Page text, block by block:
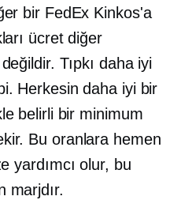
bir FedEx Kinkos'a
ücret diğer
Tıpkı daha iyi
Herkesin daha iyi bir
belirli bir minimum
Bu oranlara hemen
yardımcı olur, bu
marjdır.